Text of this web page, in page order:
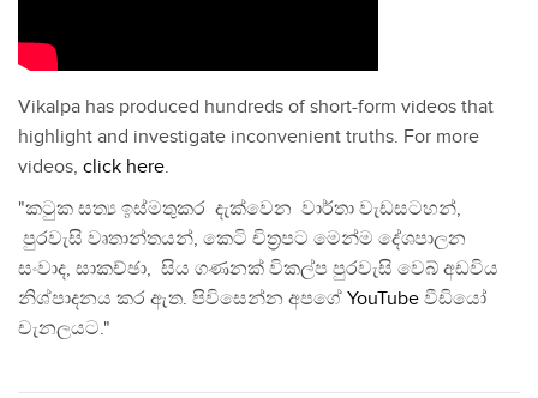
Vikalpa has produced hundreds of short-form videos that
highlight and investigate inconvenient truths. For more
videos, click here.
"කටුක සත්‍ය ඉස්මතුකර දැක්වෙන වාර්තා වැඩසටහන්,
පුරවැසි වෘතාන්තයන්, කෙටි චිත්‍රපට මෙන්ම දේශපාලන
සංවාද, සාකච්ඡා, සිය ගණනක් විකල්ප පුරවැසි වෙබ් අඩවිය
නිශ්පාදනය කර ඇත. පිවිසෙන්න අපගේ YouTube වීඩියෝ
චැනලයට."